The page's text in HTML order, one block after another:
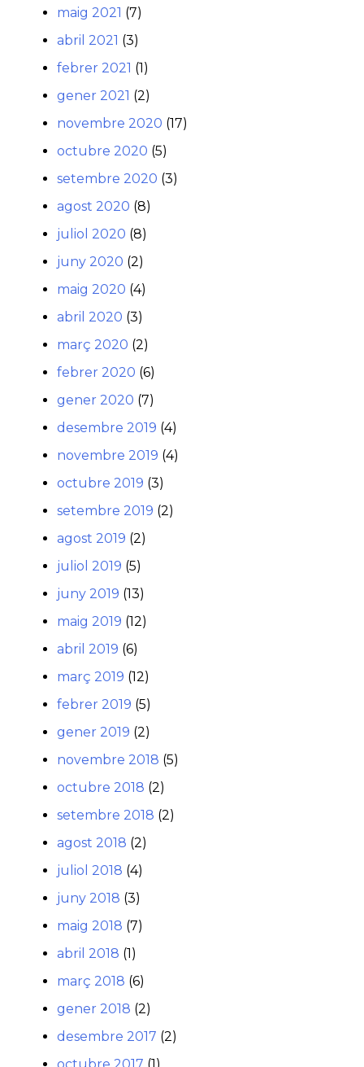
maig 2021 (7)
abril 2021 (3)
febrer 2021 (1)
gener 2021 (2)
novembre 2020 (17)
octubre 2020 (5)
setembre 2020 (3)
agost 2020 (8)
juliol 2020 (8)
juny 2020 (2)
maig 2020 (4)
abril 2020 (3)
març 2020 (2)
febrer 2020 (6)
gener 2020 (7)
desembre 2019 (4)
novembre 2019 (4)
octubre 2019 (3)
setembre 2019 (2)
agost 2019 (2)
juliol 2019 (5)
juny 2019 (13)
maig 2019 (12)
abril 2019 (6)
març 2019 (12)
febrer 2019 (5)
gener 2019 (2)
novembre 2018 (5)
octubre 2018 (2)
setembre 2018 (2)
agost 2018 (2)
juliol 2018 (4)
juny 2018 (3)
maig 2018 (7)
abril 2018 (1)
març 2018 (6)
gener 2018 (2)
desembre 2017 (2)